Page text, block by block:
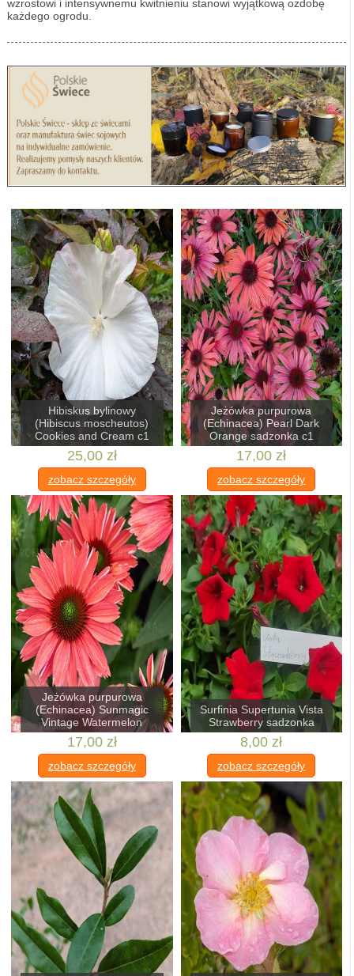
wzrostowi i intensywnemu kwitnieniu stanowi wyjątkową ozdobę
każdego ogrodu.
Hibiskus bylinowy
(Hibiscus moscheutos)
Cookies and Cream c1
25,00 zł
zobacz szczegóły
Jeżówka purpurowa
(Echinacea) Pearl Dark
Orange sadzonka c1
17,00 zł
zobacz szczegóły
Jeżówka purpurowa
(Echinacea) Sunmagic
Vintage Watermelon
17,00 zł
zobacz szczegóły
Surfinia Supertunia Vista
Strawberry sadzonka
8,00 zł
zobacz szczegóły